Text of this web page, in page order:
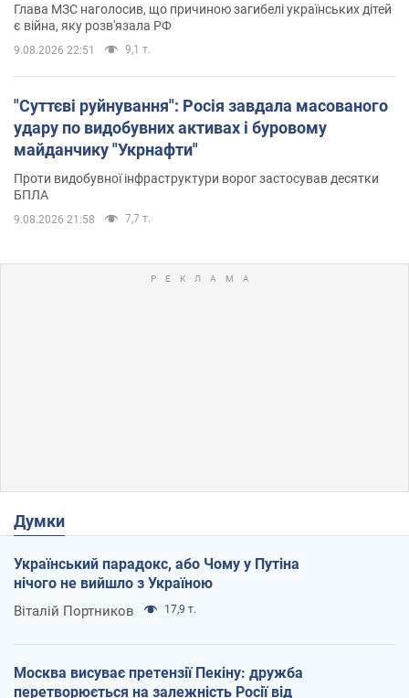
Глава МЗС наголосив, що причиною загибелі українських дітей
є війна, яку розв'язала РФ
9.08.2026 22:51 9,1 т.
"Суттєві руйнування": Росія завдала масованого
удару по видобувних активах і буровому
майданчику "Укрнафти"
Проти видобувної інфраструктури ворог застосував десятки
БПЛА
9.08.2026 21:58 7,7 т.
Думки
Український парадокс, або Чому у Путіна
нічого не вийшло з Україною
Віталій Портников 17,9 т.
Москва висуває претензії Пекіну: дружба
перетворюється на залежність Росії від